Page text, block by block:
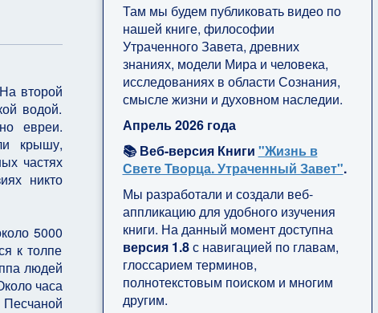
второй
водой.
евреи.
крышу,
частях
никто
5000
к толпе
людей
часа
Там мы будем публиковать видео по
нашей книге, философии
Утраченного Завета, древних
знаниях, модели Мира и человека,
исследованиях в области Сознания,
смысле жизни и духовном наследии.
Апрель 2026 года
📚 Веб-версия Книги "Жизнь в
Свете Творца. Утраченный Завет".
Мы разработали и создали веб-
аппликацию для удобного изучения
книги. На данный момент доступна
версия 1.8с навигацией по главам,
глоссарием терминов,
полнотекстовым поиском и многим
другим.